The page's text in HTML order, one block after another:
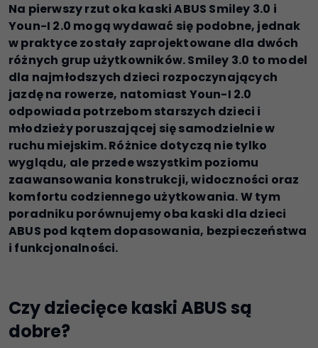
Na pierwszy rzut oka kaski ABUS Smiley 3.0 i
Youn-I 2.0 mogą wydawać się podobne, jednak
w praktyce zostały zaprojektowane dla dwóch
różnych grup użytkowników. Smiley 3.0 to model
dla najmłodszych dzieci rozpoczynających
jazdę na rowerze, natomiast Youn-I 2.0
odpowiada potrzebom starszych dzieci i
młodzieży poruszającej się samodzielnie w
ruchu miejskim. Różnice dotyczą nie tylko
wyglądu, ale przede wszystkim poziomu
zaawansowania konstrukcji, widoczności oraz
komfortu codziennego użytkowania. W tym
poradniku porównujemy oba kaski dla dzieci
ABUS pod kątem dopasowania, bezpieczeństwa
i funkcjonalności.
Czy dziecięce kaski ABUS są
dobre?